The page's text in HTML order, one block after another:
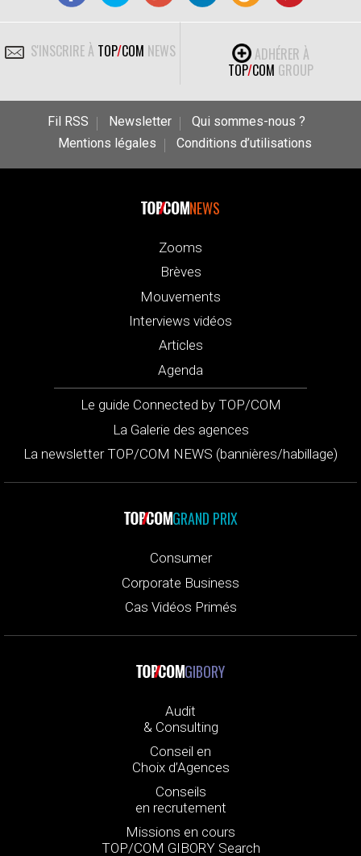
S'INSCRIRE À TOP/COM NEWS
ADHÉRER À
TOP/COM GROUP
Fil RSS Newsletter
Qui sommes-nous ?
Mentions légales
Conditions d’utilisations
NEWS
Zooms
Brèves
Mouvements
Interviews vidéos
Articles
Agenda
Le guide Connected by TOP/COM
La Galerie des agences
La newsletter TOP/COM NEWS (bannières/habillage)
GRAND PRIX
Consumer
Corporate Business
Cas Vidéos Primés
GIBORY
Audit
& Consulting
Conseil en
Choix d’Agences
Conseils
en recrutement
Missions en cours
TOP/COM GIBORY Search